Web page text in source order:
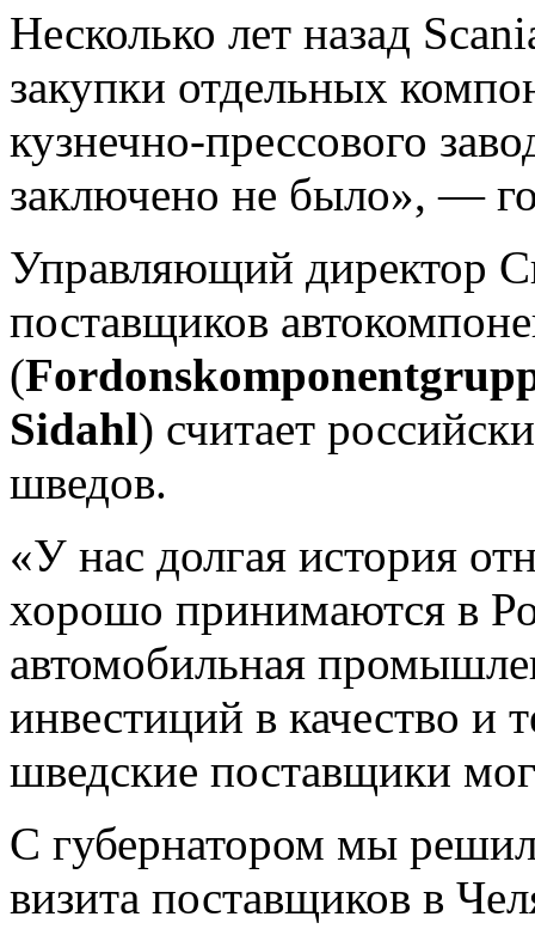
Несколько лет назад
закупки отдельных
кузнечно-прессового
заключено не было», —
Управляющий директор
поставщиков
(
Sidahl) считает
шведов.
«У нас долгая история
хорошо принимаются в
автомобильная
инвестиций в качество и
шведские поставщики
С губернатором мы
визита поставщиков в